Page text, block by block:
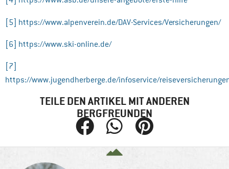
[5] https://www.alpenverein.de/DAV-Services/Versicherungen/
[6] https://www.ski-online.de/
[7]
https://www.jugendherberge.de/infoservice/
TEILE DEN ARTIKEL MIT ANDEREN
BERGFREUNDEN